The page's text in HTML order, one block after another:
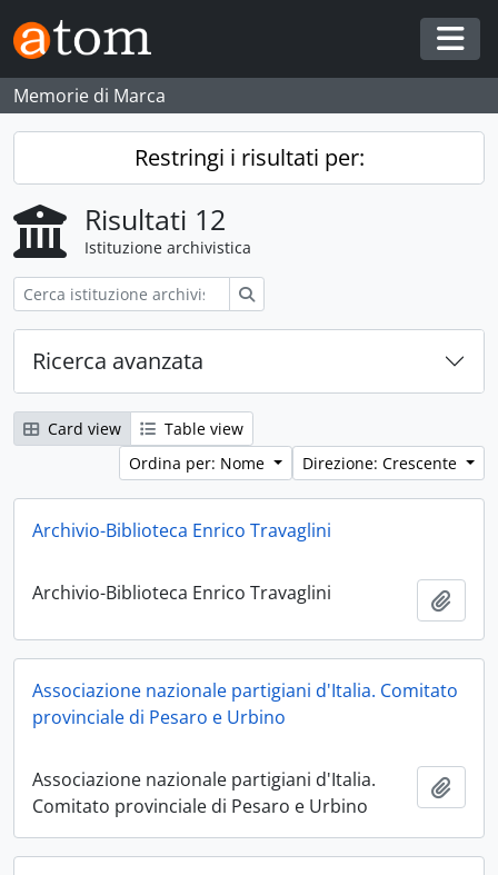
Skip to main content
Memorie di Marca
Restringi i risultati per:
Risultati 12
Istituzione archivistica
Ricerca avanzata
Card view
Table view
Ordina per: Nome
Direzione: Crescente
Archivio-Biblioteca Enrico Travaglini
Archivio-Biblioteca Enrico Travaglini
Associazione nazionale partigiani d'Italia. Comitato
provinciale di Pesaro e Urbino
Associazione nazionale partigiani d'Italia.
Comitato provinciale di Pesaro e Urbino